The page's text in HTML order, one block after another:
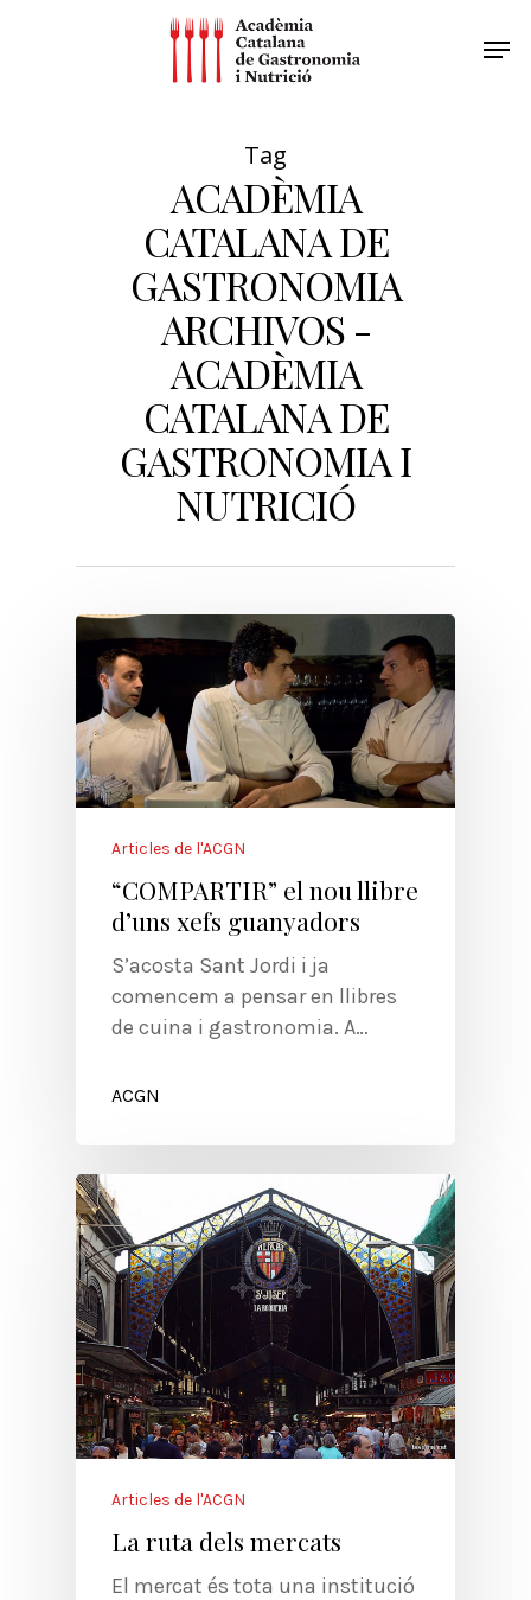
Tag
ACADÈMIA
CATALANA DE
GASTRONOMIA
ARCHIVOS -
ACADÈMIA
CATALANA DE
GASTRONOMIA I
NUTRICIÓ
Articles de l'ACGN
“COMPARTIR” el nou llibre
d’uns xefs guanyadors
S’acosta Sant Jordi i ja
comencem a pensar en llibres
de cuina i gastronomia. A…
ACGN
Articles de l'ACGN
La ruta dels mercats
El mercat és tota una institució